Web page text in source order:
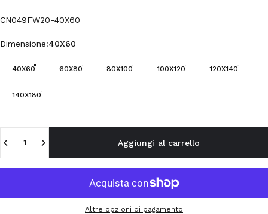
CN049FW20-40X60
Dimensione
Dimensione:40X60
40X60 60X80 80X100 100X120 120X140
140X180
Aggiungi al carrello
Altre opzioni di pagamento